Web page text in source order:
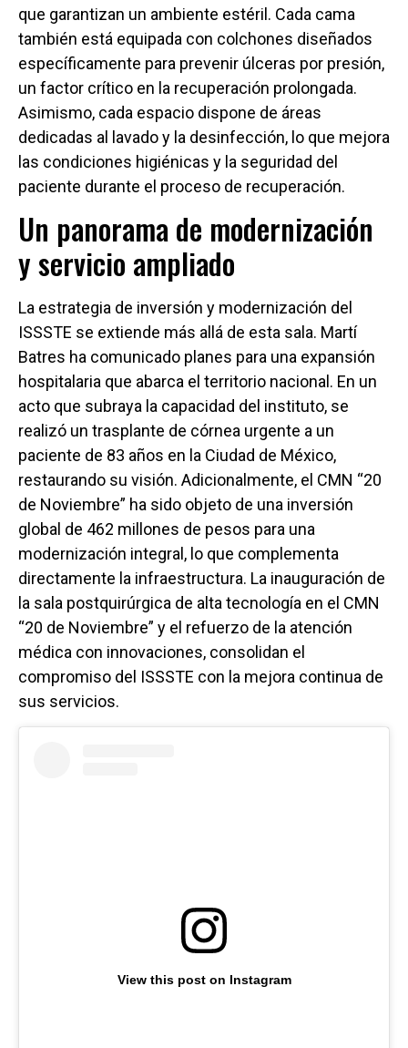
que garantizan un ambiente estéril. Cada cama
también está equipada con colchones diseñados
específicamente para prevenir úlceras por presión,
un factor crítico en la recuperación prolongada.
Asimismo, cada espacio dispone de áreas
dedicadas al lavado y la desinfección, lo que mejora
las condiciones higiénicas y la seguridad del
paciente durante el proceso de recuperación.
Un panorama de modernización
y servicio ampliado
La estrategia de inversión y modernización del
ISSSTE se extiende más allá de esta sala. Martí
Batres ha comunicado planes para una expansión
hospitalaria que abarca el territorio nacional. En un
acto que subraya la capacidad del instituto, se
realizó un trasplante de córnea urgente a un
paciente de 83 años en la Ciudad de México,
restaurando su visión. Adicionalmente, el CMN “20
de Noviembre” ha sido objeto de una inversión
global de 462 millones de pesos para una
modernización integral, lo que complementa
directamente la infraestructura. La inauguración de
la sala postquirúrgica de alta tecnología en el CMN
“20 de Noviembre” y el refuerzo de la atención
médica con innovaciones, consolidan el
compromiso del ISSSTE con la mejora continua de
sus servicios.
View this post on Instagram